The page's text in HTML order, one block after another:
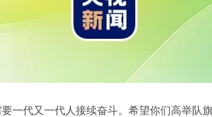
一代又一代人接续奋斗。希望你们高举队